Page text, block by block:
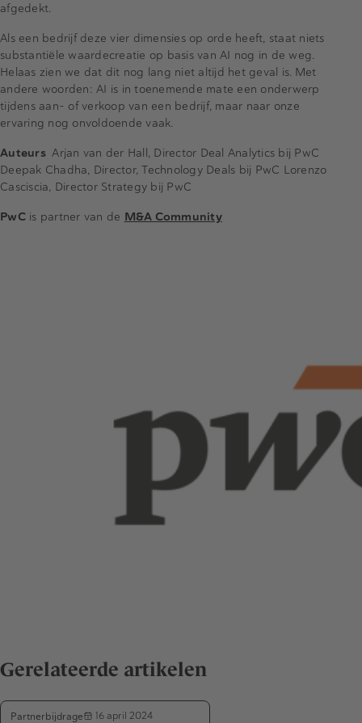
afgedekt.
Als een bedrijf deze vier dimensies op orde heeft, staat niets
substantiële waardecreatie op basis van AI nog in de weg.
Helaas zien we dat dit nog lang niet altijd het geval is. Met
andere woorden: AI is in toenemende mate een onderwerp
tijdens aan- of verkoop van een bedrijf, maar naar onze
ervaring nog onvoldoende vaak.
Auteurs Arjan van der Hall, Director Deal Analytics bij PwC
Deepak Chadha, Director, Technology Deals bij PwC Lorenzo
Casciscia, Director Strategy bij PwC
PwCis partner van de M&A Community
Gerelateerde artikelen
Partnerbijdrage 16 april 2024